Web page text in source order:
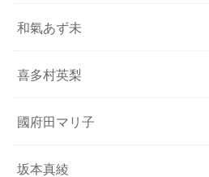
和氣あず未
喜多村英梨
國府田マリ子
坂本真綾